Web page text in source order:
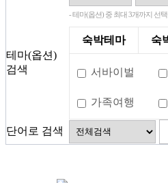
테마(옵션)
검색
- 테마(옵션) 중 최대 3개까지 선
숙박테마 숙
서바이벌
가족여행
단어로 검색